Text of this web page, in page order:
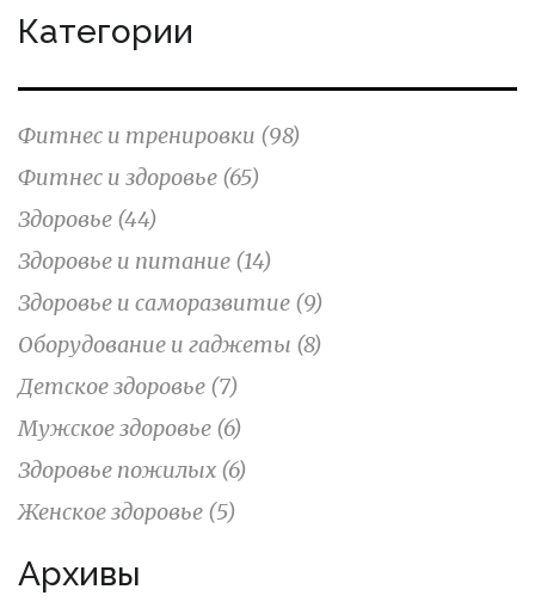
Категории
Фитнес и тренировки (98)
Фитнес и здоровье (65)
Здоровье (44)
Здоровье и питание (14)
Здоровье и саморазвитие (9)
Оборудование и гаджеты (8)
Детское здоровье (7)
Мужское здоровье (6)
Здоровье пожилых (6)
Женское здоровье (5)
Архивы